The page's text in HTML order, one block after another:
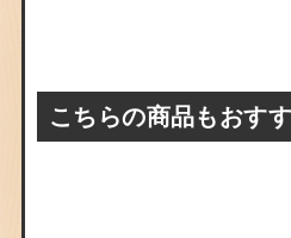
こちらの商品もおす